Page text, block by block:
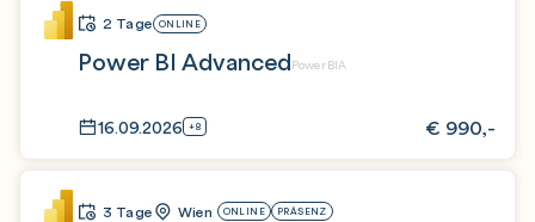
2 Tage ONLINE
Power BI AdvancedPowerBIA
16.09.2026 +8 € 990,-
3 Tage Wien ONLINE PRÄSENZ